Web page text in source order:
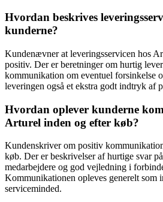
Hvordan beskrives
kunderne?
Kundenævner at leveringsservicen hos
positiv. Der er beretninger om hurtig
kommunikation om eventuel forsinkelse
leveringen også et ekstra godt indtryk af
Hvordan oplever kunderne
Arturel inden og efter køb?
Kundenskriver om positiv
køb. Der er beskrivelser af hurtige svar
medarbejdere og god vejledning i
Kommunikationen opleves generelt som
serviceminded.